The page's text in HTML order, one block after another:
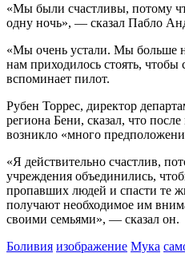
«Мы были счастливы, потому
одну ночь», — сказал Пабло
«Мы очень устали. Мы больше
нам приходилось стоять,
вспоминает пилот.
Рубен Торрес, директор
региона Бени, сказал, что
возникло «много
«Я действительно счастлив,
учреждения объединились,
пропавших людей и спасти те
получают необходимое им
своими семьями», — сказал он.
Боливия изображение Мука